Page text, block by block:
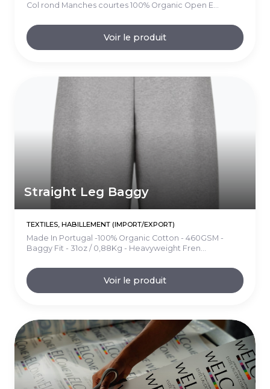
Col rond Manches courtes 100% Organic Open E...
Voir le produit
Straight Leg Baggy
TEXTILES, HABILLEMENT (IMPORT/EXPORT)
Made In Portugal -100% Organic Cotton - 460GSM -
Baggy Fit - 31oz / 0,88Kg - Heavyweight Fren...
Voir le produit